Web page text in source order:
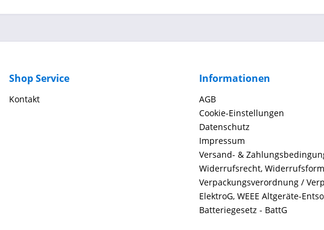
Shop Service
Kontakt
Informationen
AGB
Cookie-Einstellungen
Datenschutz
Impressum
Versand- &
Widerrufsrecht,
Verpackungsverordnung /
ElektroG, WEEE Altgeräte-
Batteriegesetz - BattG